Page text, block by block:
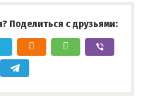
Поделиться с друзьями: